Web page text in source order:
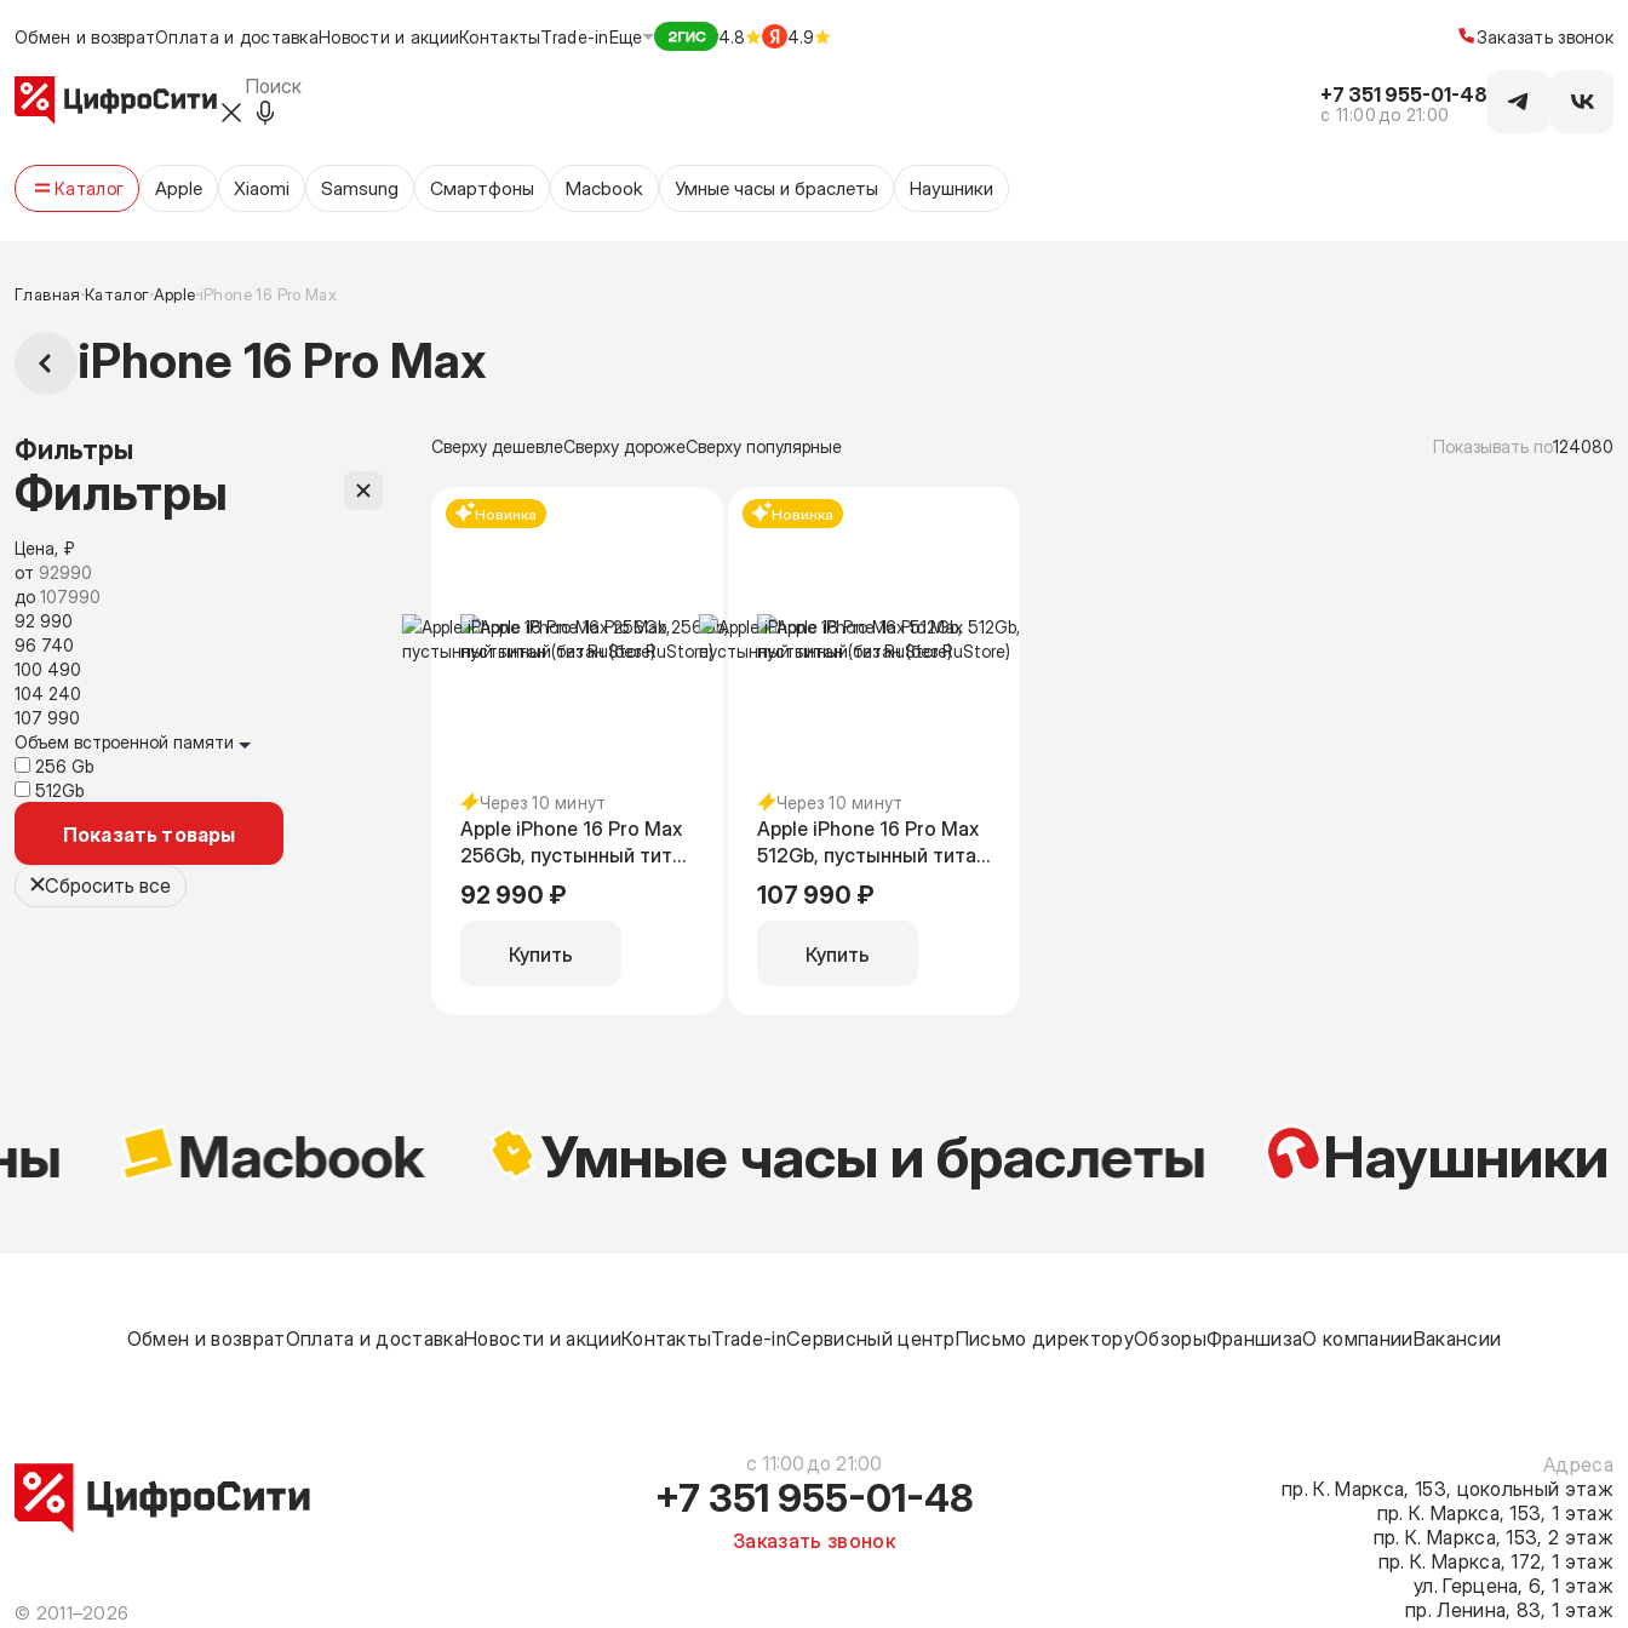
Обмен и возвратОплата и доставкаНовости и акцииКонтактыTrade-inЕще 4.8 4.9 Заказать звонок
+7 351 955-01-48
c 11:00 до 21:00
Каталог Apple Xiaomi Samsung Cмартфоны Macbook Умные часы и браслеты Наушники
Главная КаталогAppleiPhone 16 Pro Max
iPhone 16 Pro Max
Фильтры
Фильтры
Цена, ₽
от
до
92 990
96 740
100 490
104 240
107 990
Объем встроенной памяти
256 Gb
512Gb
Показать товары
Сбросить все
Сверху дешевлеСверху дорожеСверху популярные Показывать по124080
Новинка
Через 10 минут
Apple iPhone 16 Pro Max
256Gb, пустынный титан
(без RuStore)
92 990 ₽
Купить
Новинка
Через 10 минут
Apple iPhone 16 Pro Max
512Gb, пустынный титан
(без RuStore)
107 990 ₽
Купить
Macbook Умные часы и браслеты Наушники
Обмен и возвратОплата и доставкаНовости и акцииКонтактыTrade-inСервисный центрПисьмо директоруОбзорыФраншизаО компанииВакансии
© 2011–2026
c 11:00 до 21:00
+7 351 955-01-48
Заказать звонок
Адреса
пр. К. Маркса, 153, цокольный этаж
пр. К. Маркса, 153, 1 этаж
пр. К. Маркса, 153, 2 этаж
пр. К. Маркса, 172, 1 этаж
ул. Герцена, 6, 1 этаж
пр. Ленина, 83, 1 этаж